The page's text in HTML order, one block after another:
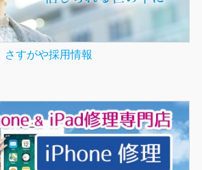
さすがや採用情報